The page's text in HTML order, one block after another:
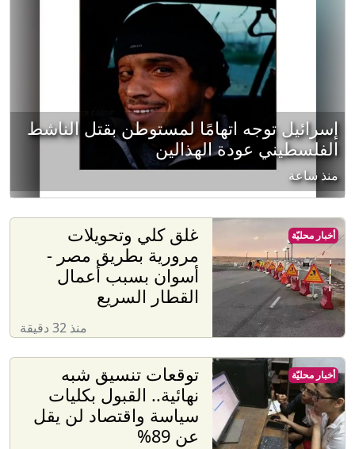
إسرائيل توجه اتهامًا لمستوطن بقتل الناشط
الفلسطيني عودة الهذالين
منذ ساعة
غلق كلي وتحويلات
مرورية بطريق مصر -
أسوان بسبب أعمال
القطار السريع
منذ 32 دقيقة
أخبار محليّة
توقعات تنسيق شبه
نهائية.. القبول بكليات
سياسة واقتصاد لن يقل
عن 89%
أخبار محليّة